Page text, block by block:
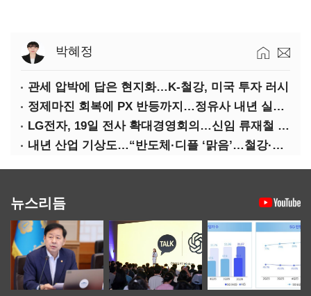
박혜정
관세 압박에 답은 현지화…K-철강, 미국 투자 러시
정제마진 회복에 PX 반등까지…정유사 내년 실적 기대
LG전자, 19일 전사 확대경영회의…신임 류재철 사장 주관
내년 산업 기상도…“반도체·디플 ‘맑음’…철강·석화 ‘흐림’”
뉴스리듬